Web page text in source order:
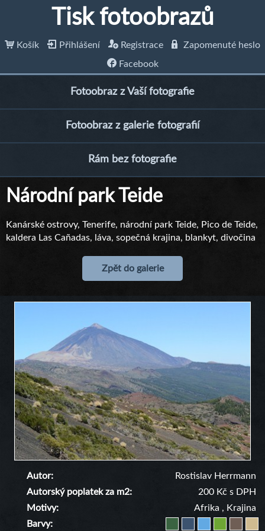
Tisk fotoobrazů
Košík Přihlášení Registrace
Zapomenuté heslo
Facebook
Fotoobraz z Vaší fotografie
Fotoobraz z galerie fotografií
Rám bez fotografie
Národní park Teide
Kanárské ostrovy, Tenerife, národní park Teide, Pico de Teide,
kaldera Las Cañadas, láva, sopečná krajina, blankyt, divočina
Zpět do galerie
Autor
Rostislav Herrmann
Autorský poplatek za m2
200 Kč s DPH
Motivy
Afrika , Krajina
Barvy